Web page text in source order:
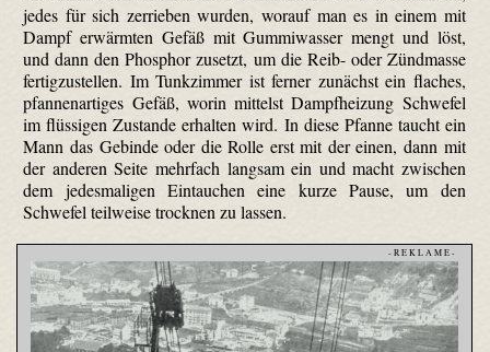
jedes für sich zerrieben wurden, worauf man es in einem mit
Dampf erwärmten Gefäß mit Gummiwasser mengt und löst,
und dann den Phosphor zusetzt, um die Reib- oder Zündmasse
fertigzustellen. Im Tunkzimmer ist ferner zunächst ein flaches,
pfannenartiges Gefäß, worin mittelst Dampfheizung Schwefel
im flüssigen Zustande erhalten wird. In diese Pfanne taucht ein
Mann das Gebinde oder die Rolle erst mit der einen, dann mit
der anderen Seite mehrfach langsam ein und macht zwischen
dem jedesmaligen Eintauchen eine kurze Pause, um den
Schwefel teilweise trocknen zu lassen.
- R E K L A M E -